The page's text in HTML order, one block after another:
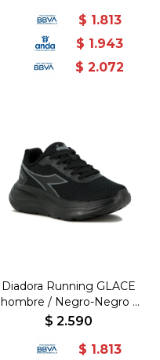
$ 1.813
$ 1.943
$ 2.072
Diadora Running GLACE
hombre / Negro-Negro /
Fiknit - Phylon - Negro-
$ 2.590
$ 1.813